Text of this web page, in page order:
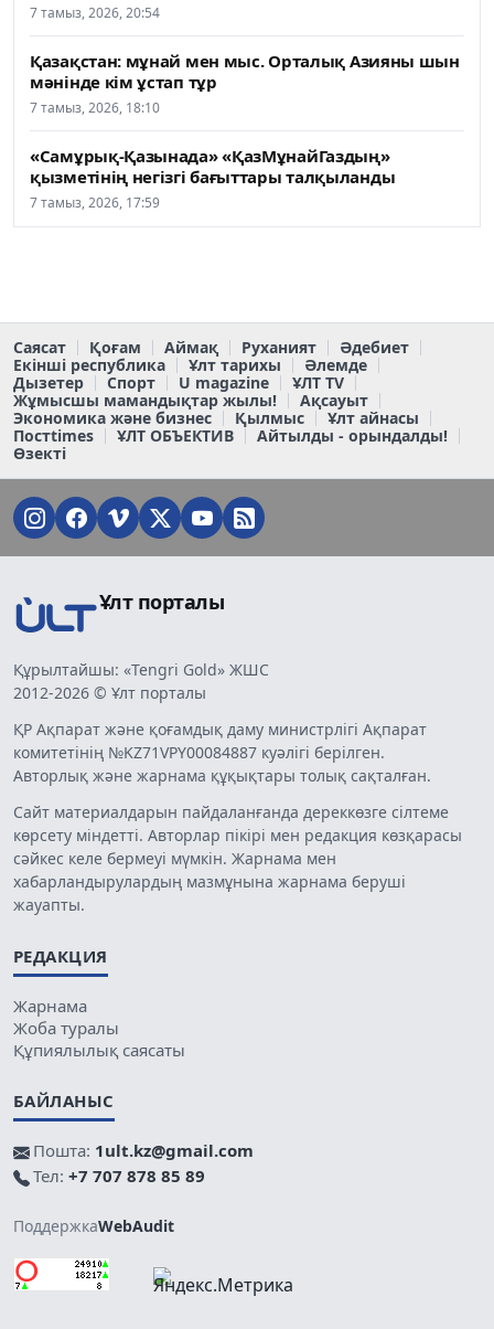
7 тамыз, 2026, 20:54
Қазақстан: мұнай мен мыс. Орталық Азияны шын
мәнінде кім ұстап тұр
7 тамыз, 2026, 18:10
«Самұрық-Қазынада» «ҚазМұнайГаздың»
қызметінің негізгі бағыттары талқыланды
7 тамыз, 2026, 17:59
Саясат Қоғам Аймақ Руханият
Әдебиет
Екінші республика
Ұлт тарихы
Әлемде
Дызетер
Спорт U magazine
ҰЛТ TV
Жұмысшы мамандықтар жылы!
Ақсауыт
Экономика және бизнес
Қылмыс
Ұлт айнасы
Постtimes
ҰЛТ ОБЪЕКТИВ
Айтылды - орындалды!
Өзекті
Ұлт порталы
Құрылтайшы: «Tengri Gold» ЖШС
2012-2026 © Ұлт порталы
ҚР Ақпарат және қоғамдық даму министрлігі Ақпарат
комитетінің №KZ71VPY00084887 куәлігі берілген.
Авторлық және жарнама құқықтары толық сақталған.
Сайт материалдарын пайдаланғанда дереккөзге сілтеме
көрсету міндетті. Авторлар пікірі мен редакция көзқарасы
сәйкес келе бермеуі мүмкін. Жарнама мен
хабарландырулардың мазмұнына жарнама беруші
жауапты.
РЕДАКЦИЯ
Жарнама
Жоба туралы
Құпиялылық саясаты
БАЙЛАНЫС
Пошта: 1ult.kz@gmail.com
Тел: +7 707 878 85 89
ПоддержкаWebAudit